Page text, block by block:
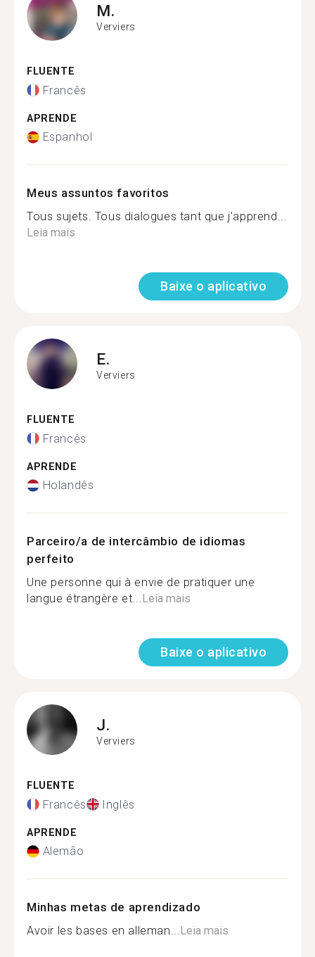
M.
Verviers
FLUENTE
Francês
APRENDE
Espanhol
Meus assuntos favoritos
Tous sujets. Tous dialogues tant que j'apprend...
Leia mais
Baixe o aplicativo
E.
Verviers
FLUENTE
Francês
APRENDE
Holandês
Parceiro/a de intercâmbio de idiomas
perfeito
Une personne qui à envie de pratiquer une
langue étrangère et...Leia mais
Baixe o aplicativo
J.
Verviers
FLUENTE
Francês Inglês
APRENDE
Alemão
Minhas metas de aprendizado
Avoir les bases en alleman...Leia mais